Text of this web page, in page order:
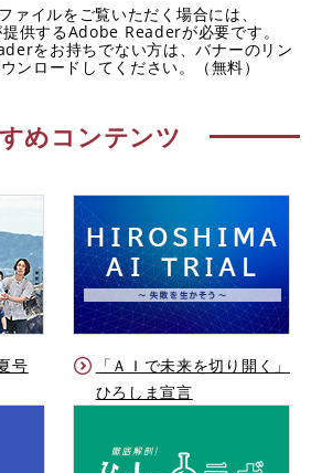
ァイルをご覧いただく場合には、
供するAdobe Readerが必要です。
をお持ちでない方は、バナーのリン
ンロードしてください。（無料）
めコンテンツ
号
「ＡＩで未来を切り開く」
ひろしま宣言